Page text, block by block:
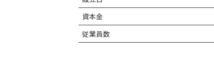
資本金
従業員数